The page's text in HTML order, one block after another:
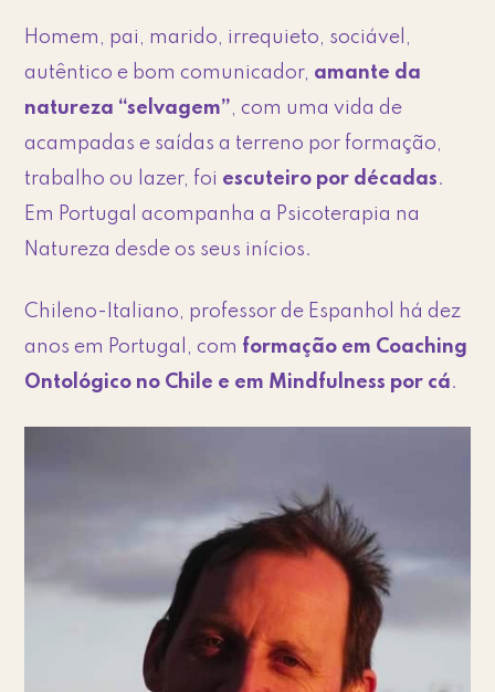
Homem, pai, marido, irrequieto, sociável,
autêntico e bom comunicador, amante da
natureza “selvagem”, com uma vida de
acampadas e saídas a terreno por formação,
trabalho ou lazer, foi escuteiro por décadas.
Em Portugal acompanha a Psicoterapia na
Natureza desde os seus inícios.
Chileno-Italiano, professor de Espanhol há dez
anos em Portugal, com formação em Coaching
Ontológico no Chile e em Mindfulness por cá.